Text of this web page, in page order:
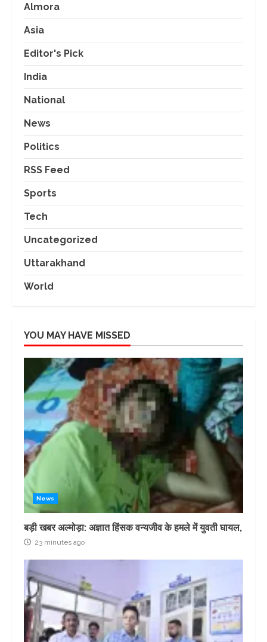
Almora
Asia
Editor's Pick
India
National
News
Politics
RSS Feed
Sports
Tech
Uncategorized
Uttarakhand
World
YOU MAY HAVE MISSED
News
बड़ी खबर अल्मोड़ा: अज्ञात हिंसक वन्यजीव के हमले में युवती घायल,
23 minutes ago